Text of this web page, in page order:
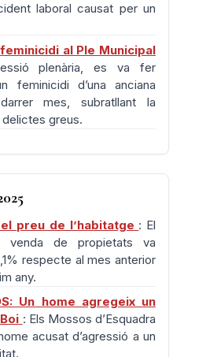
laboral causat per un
al Ple Municipal
plenària, es va fer
feminicidi d’una anciana
mes, subratllant la
greus.
preu de l’habitatge : El
venda de propietats va
respecte al mes anterior
any.
Un home agregeix un
: Els Mossos d’Esquadra
acusat d’agressió a un